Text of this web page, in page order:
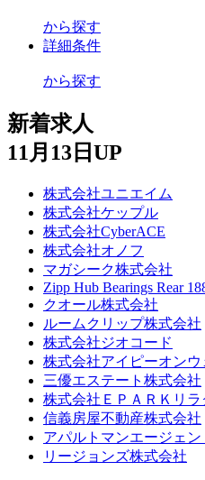
から探す
詳細条件
から探す
新着求人
11月13日UP
株式会社ユニエイム
株式会社ケップル
株式会社CyberACE
株式会社オノフ
マガシーク株式会社
Zipp Hub Bearings Rear
クオール株式会社
ルームクリップ株式会社
株式会社ジオコード
株式会社アイピーオン
三優エステート株式会社
株式会社ＥＰＡＲＫリラ
信義房屋不動産株式会社
アパルトマンエージェ
リージョンズ株式会社